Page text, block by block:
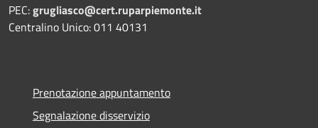
PEC:grugliasco@cert.ruparpiemonte.it
Centralino Unico: 011 40131
Prenotazione appuntamento
Segnalazione disservizio